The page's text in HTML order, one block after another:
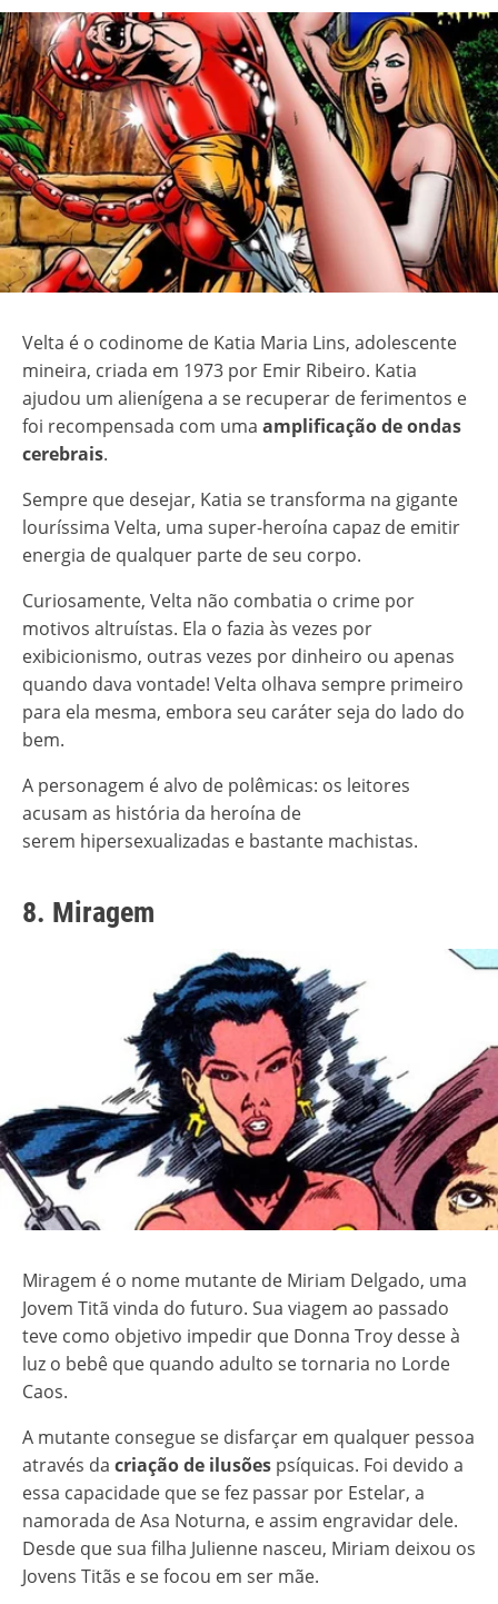
Velta é o codinome de Katia Maria Lins, adolescente
mineira, criada em 1973 por Emir Ribeiro. Katia
ajudou um alienígena a se recuperar de ferimentos e
foi recompensada com uma amplificação de ondas
cerebrais.
Sempre que desejar, Katia se transforma na gigante
louríssima Velta, uma super-heroína capaz de emitir
energia de qualquer parte de seu corpo.
Curiosamente, Velta não combatia o crime por
motivos altruístas. Ela o fazia às vezes por
exibicionismo, outras vezes por dinheiro ou apenas
quando dava vontade! Velta olhava sempre primeiro
para ela mesma, embora seu caráter seja do lado do
bem.
A personagem é alvo de polêmicas: os leitores
acusam as história da heroína de
serem hipersexualizadas e bastante machistas.
8. Miragem
Miragem é o nome mutante de Miriam Delgado, uma
Jovem Titã vinda do futuro. Sua viagem ao passado
teve como objetivo impedir que Donna Troy desse à
luz o bebê que quando adulto se tornaria no Lorde
Caos.
A mutante consegue se disfarçar em qualquer pessoa
através da criação de ilusões psíquicas. Foi devido a
essa capacidade que se fez passar por Estelar, a
namorada de Asa Noturna, e assim engravidar dele.
Desde que sua filha Julienne nasceu, Miriam deixou os
Jovens Titãs e se focou em ser mãe.